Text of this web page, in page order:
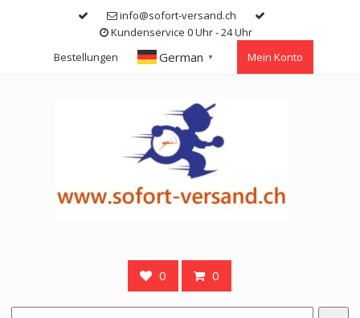
info@sofort-versand.ch
Kundenservice 0 Uhr - 24 Uhr
Bestellungen
German ▼ Mein Konto
0 0